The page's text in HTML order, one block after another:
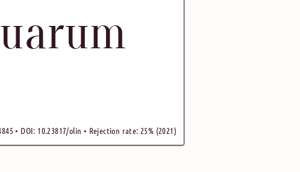
• DOI: 10.23817/olin • Rejection rate: 25% (2021)